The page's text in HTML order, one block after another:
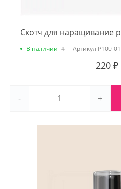
Скотч для наращивание
В наличии 4 Артикул Р100-01
220 ₽
- +